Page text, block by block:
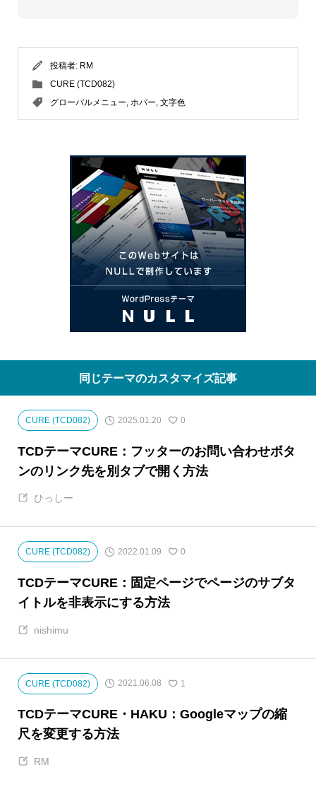
投稿者: RM
CURE (TCD082)
グローバルメニュー, ホバー, 文字色
同じテーマのカスタマイズ記事
CURE (TCD082) 2025.01.20 0
TCDテーマCURE：フッターのお問い合わせボタ
ンのリンク先を別タブで開く方法
ひっしー
CURE (TCD082) 2022.01.09 0
TCDテーマCURE：固定ページでページのサブタ
イトルを非表示にする方法
nishimu
CURE (TCD082) 2021.06.08 1
TCDテーマCURE・HAKU：Googleマップの縮
尺を変更する方法
RM